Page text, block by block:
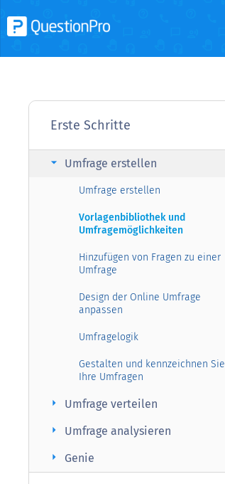
Erste Schritte
Umfrage erstellen
arrow_right
Umfrage erstellen
Vorlagenbibliothek und
Umfragemöglichkeiten
Hinzufügen von Fragen zu einer
Umfrage
Design der Online Umfrage
anpassen
Umfragelogik
Gestalten und kennzeichnen Sie
Ihre Umfragen
Umfrage verteilen
arrow_right
Umfrage analysieren
arrow_right
Genie
arrow_right